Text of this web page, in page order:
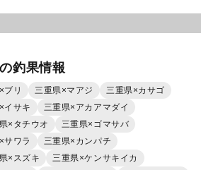
釣果情報
ブリ 三重県×マアジ
三重県×カサゴ
イサキ
三重県×アカアマダイ
×タチウオ
三重県×ゴマサバ
サワラ
三重県×カンパチ
×スズキ
三重県×ケンサキイカ